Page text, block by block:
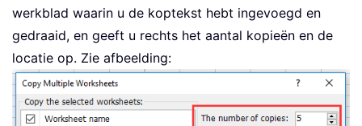
werkblad waarin u de koptekst hebt ingevoegd en
gedraaid, en geeft u rechts het aantal kopieën en de
locatie op. Zie afbeelding: